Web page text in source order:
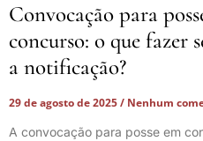
Convocação para
concurso: o que fazer
a notificação?
29 de agosto de 2025
Nenhum
A convocação para posse em